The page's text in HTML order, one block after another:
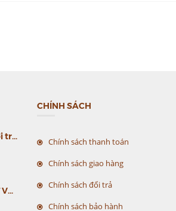
Công ty Cổ phần Thời trang MC Việt Nam (MC Fashion) tổ chức Gala mừng sinh nhật lần thứ 9
TRẢI NGHIỆM TUYỆT VỜI CÙNG MC VIỆT NAM
CHÍNH SÁCH
Chính sách thanh toán
Chính sách giao hàng
Chính sách đổi trả
Chính sách bảo hành